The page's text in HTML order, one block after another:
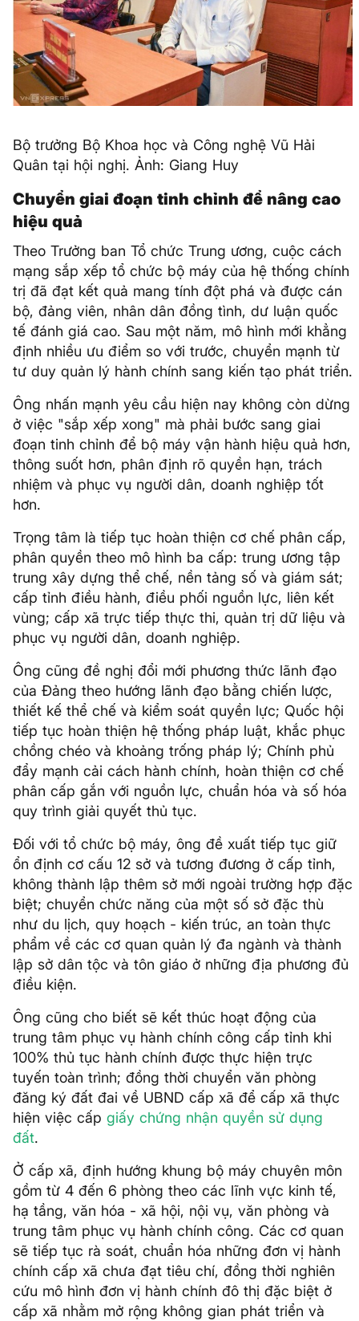
Bộ trưởng Bộ Khoa học và Công nghệ Vũ Hải
Quân tại hội nghị. Ảnh: Giang Huy
Chuyển giai đoạn tinh chỉnh để nâng cao
hiệu quả
Theo Trưởng ban Tổ chức Trung ương, cuộc cách
mạng sắp xếp tổ chức bộ máy của hệ thống chính
trị đã đạt kết quả mang tính đột phá và được cán
bộ, đảng viên, nhân dân đồng tình, dư luận quốc
tế đánh giá cao. Sau một năm, mô hình mới khẳng
định nhiều ưu điểm so với trước, chuyển mạnh từ
tư duy quản lý hành chính sang kiến tạo phát triển.
Ông nhấn mạnh yêu cầu hiện nay không còn dừng
ở việc "sắp xếp xong" mà phải bước sang giai
đoạn tinh chỉnh để bộ máy vận hành hiệu quả hơn,
thông suốt hơn, phân định rõ quyền hạn, trách
nhiệm và phục vụ người dân, doanh nghiệp tốt
hơn.
Trọng tâm là tiếp tục hoàn thiện cơ chế phân cấp,
phân quyền theo mô hình ba cấp: trung ương tập
trung xây dựng thể chế, nền tảng số và giám sát;
cấp tỉnh điều hành, điều phối nguồn lực, liên kết
vùng; cấp xã trực tiếp thực thi, quản trị dữ liệu và
phục vụ người dân, doanh nghiệp.
Ông cũng đề nghị đổi mới phương thức lãnh đạo
của Đảng theo hướng lãnh đạo bằng chiến lược,
thiết kế thể chế và kiểm soát quyền lực; Quốc hội
tiếp tục hoàn thiện hệ thống pháp luật, khắc phục
chồng chéo và khoảng trống pháp lý; Chính phủ
đẩy mạnh cải cách hành chính, hoàn thiện cơ chế
phân cấp gắn với nguồn lực, chuẩn hóa và số hóa
quy trình giải quyết thủ tục.
Đối với tổ chức bộ máy, ông đề xuất tiếp tục giữ
ổn định cơ cấu 12 sở và tương đương ở cấp tỉnh,
không thành lập thêm sở mới ngoài trường hợp đặc
biệt; chuyển chức năng của một số sở đặc thù
như du lịch, quy hoạch - kiến trúc, an toàn thực
phẩm về các cơ quan quản lý đa ngành và thành
lập sở dân tộc và tôn giáo ở những địa phương đủ
điều kiện.
Ông cũng cho biết sẽ kết thúc hoạt động của
trung tâm phục vụ hành chính công cấp tỉnh khi
100% thủ tục hành chính được thực hiện trực
tuyến toàn trình; đồng thời chuyển văn phòng
đăng ký đất đai về UBND cấp xã để cấp xã thực
hiện việc cấp giấy chứng nhận quyền sử dụng
đất.
Ở cấp xã, định hướng khung bộ máy chuyên môn
gồm từ 4 đến 6 phòng theo các lĩnh vực kinh tế,
hạ tầng, văn hóa - xã hội, nội vụ, văn phòng và
trung tâm phục vụ hành chính công. Các cơ quan
sẽ tiếp tục rà soát, chuẩn hóa những đơn vị hành
chính cấp xã chưa đạt tiêu chí, đồng thời nghiên
cứu mô hình đơn vị hành chính đô thị đặc biệt ở
cấp xã nhằm mở rộng không gian phát triển và